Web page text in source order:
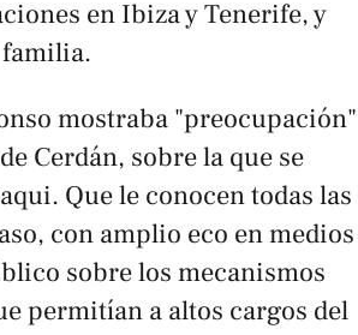
en Ibiza y Tenerife, y
mostraba "preocupación"
Cerdán, sobre la que se
Que le conocen todas las
con amplio eco en medios
sobre los mecanismos
permitían a altos cargos del